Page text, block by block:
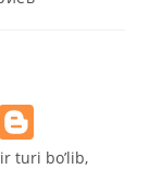
turi bo’lib,